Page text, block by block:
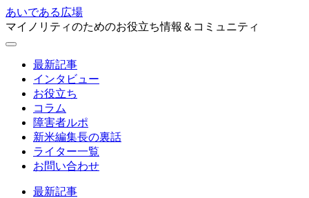
あいである広場
マイノリティのためのお役立ち情報＆コミュニティ
最新記事
インタビュー
お役立ち
コラム
障害者ルポ
新米編集長の裏話
ライター一覧
お問い合わせ
最新記事